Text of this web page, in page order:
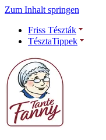
Zum Inhalt springen
Friss Tészták
TésztaTippek